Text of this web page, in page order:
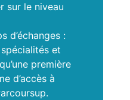
sur le niveau
d’échanges :
et
première
d’accès à